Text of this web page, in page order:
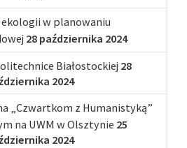
ekologii w planowaniu
28 października 2024
Białostockiej 28
2024
„Czwartkom z Humanistyką”
na UWM w Olsztynie 25
2024